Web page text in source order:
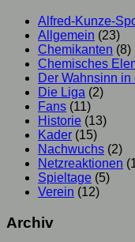
Alfred-Kunze-
Allgemein (23)
Chemikanten (8)
Chemisches
Der Wahnsinn
Die Liga (2)
Fans (11)
Historie (13)
Kader (15)
Nachwuchs (2)
Netzreaktionen
Spieltage (5)
Verein (12)
Archiv